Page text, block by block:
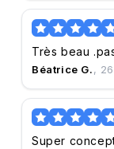
Très beau
Béatrice G.,
Super